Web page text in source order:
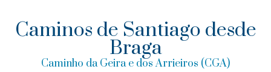
a
la
principal
al
contenido
a
la
lateral
principal
Caminos de Santiago desde
Braga
Caminho da Geira e dos Arrieiros (CGA)